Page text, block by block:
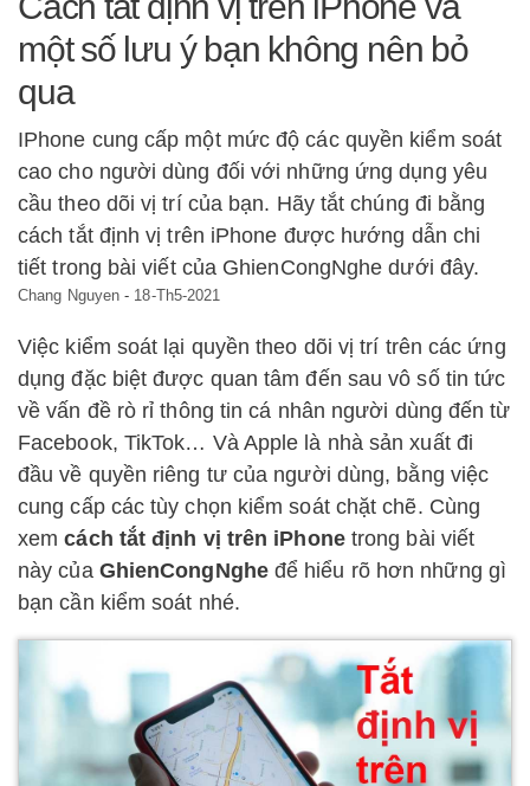
một số lưu ý bạn không nên bỏ
qua
IPhone cung cấp một mức độ các quyền kiểm soát
cao cho người dùng đối với những ứng dụng yêu
cầu theo dõi vị trí của bạn. Hãy tắt chúng đi bằng
cách tắt định vị trên iPhone được hướng dẫn chi
tiết trong bài viết của GhienCongNghe dưới đây.
Chang Nguyen - 18-Th5-2021
Việc kiểm soát lại quyền theo dõi vị trí trên các ứng
dụng đặc biệt được quan tâm đến sau vô số tin tức
về vấn đề rò rỉ thông tin cá nhân người dùng đến từ
Facebook, TikTok… Và Apple là nhà sản xuất đi
đầu về quyền riêng tư của người dùng, bằng việc
cung cấp các tùy chọn kiểm soát chặt chẽ. Cùng
xemcách tắt định vị trên iPhonetrong bài viết
này của GhienCongNgheđể hiểu rõ hơn những gì
bạn cần kiểm soát nhé.